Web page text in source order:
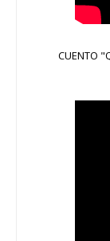
CUENTO